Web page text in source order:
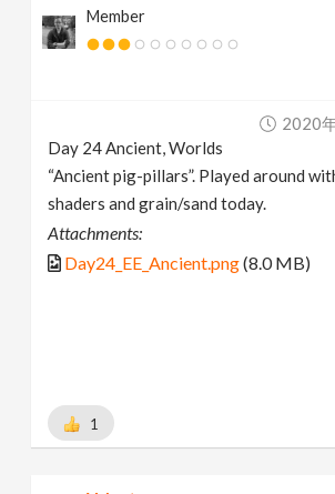
Member
2020
Day 24 Ancient, Worlds
“Ancient pig-pillars”. Played around
shaders and grain/sand today.
Attachments:
Day24_EE_Ancient.png(8.0 MB)
1